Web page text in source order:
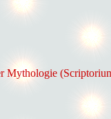
Mythologie